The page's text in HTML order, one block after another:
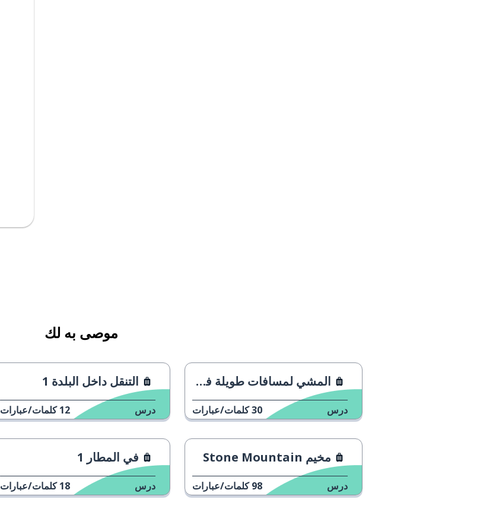
موصى به لك
المشي لمسافات طويلة في محمية مسارات المحيط
درس 30كلمات/عبارات
التنقل داخل البلدة 1
درس 12 كلمات/عبارات
مخيم Stone Mountain
درس 98 كلمات/عبارات
في المطار 1
درس 18 كلمات/عبارات